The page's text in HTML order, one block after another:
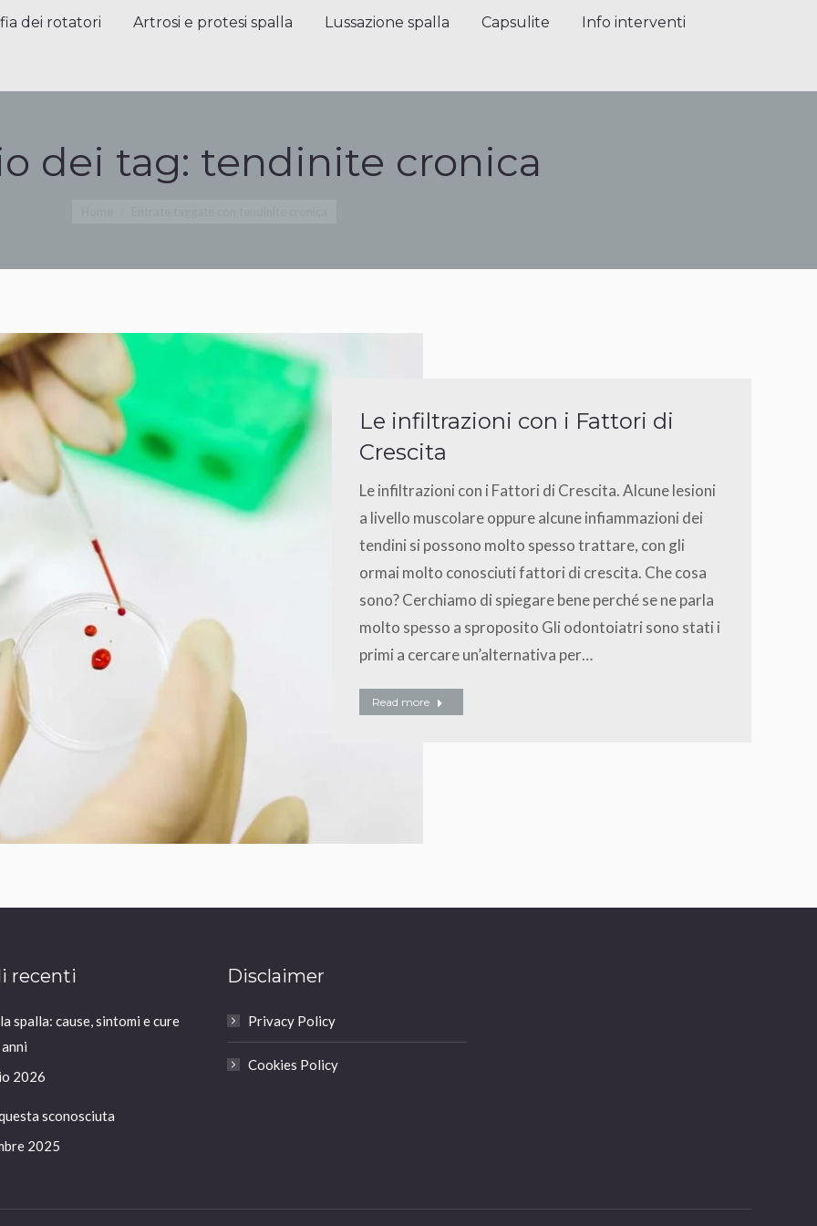
dei rotatori Artrosi e protesi spalla Lussazione spalla Capsulite Info interventi
dei tag: tendinite cronica
Le infiltrazioni con i Fattori di
Crescita
Le infiltrazioni con i Fattori di Crescita. Alcune lesioni
a livello muscolare oppure alcune infiammazioni dei
tendini si possono molto spesso trattare, con gli
ormai molto conosciuti fattori di crescita. Che cosa
sono? Cerchiamo di spiegare bene perché se ne parla
molto spesso a sproposito Gli odontoiatri sono stati i
primi a cercare un’alternativa per…
Read more
recenti
spalla: cause, sintomi e cure
2026
sconosciuta
2025
Disclaimer
Privacy Policy
Cookies Policy
dei rotatori Artrosi e protesi spalla Lussazione spalla Capsulite Info interventi